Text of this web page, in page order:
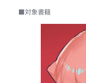
■対象書籍